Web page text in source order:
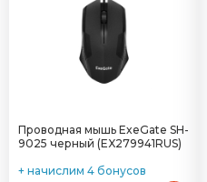
Проводная мышь ExeGate SH-
9025 черный (EX279941RUS)
+ начислим 4 бонусов